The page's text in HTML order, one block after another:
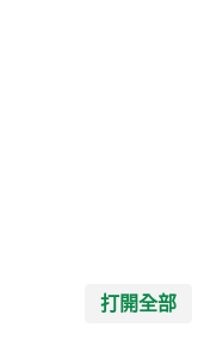
打開全部